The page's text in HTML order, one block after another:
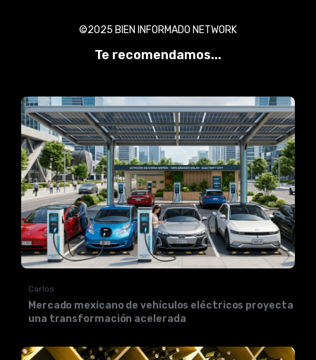
©2025 BIEN INFORMADO NETWORK
Te recomendamos...
Carlos
Mercado mexicano de vehículos eléctricos proyecta
una transformación acelerada